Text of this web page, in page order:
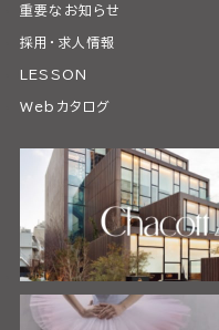
重要なお知らせ
採用・求人情報
LESSON
Webカタログ